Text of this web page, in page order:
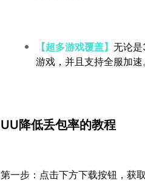
【超多游戏覆盖】无论
游戏，并且支持全服加速
UU降低丢包率的教程
第一步：点击下方下载按钮，获